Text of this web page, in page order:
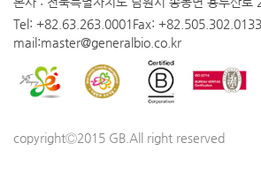
Tel: +82.63.263.0001Fax: +82.505.302.0133
mail:master@generalbio.co.kr
copyrightⒸ2015 GB.All right reserved